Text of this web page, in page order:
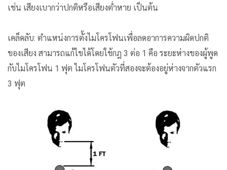
เช่น เสียงเบากว่าปกติหรือเสียงต่ำหาย เป็นต้น
เคล็ดลับ: ตำแหน่งการตั้งไมโครโฟนเพื่อลดอาการความผิดปกติ
ของเสียง สามารถแก้ไขได้โดยใช้กฎ 3 ต่อ 1 คือ ระยะห่างของผู้พูด
กับไมโครโฟน 1 ฟุต ไมโครโฟนตัวที่สองจะต้องอยู่ห่างจากตัวแรก
3 ฟุต